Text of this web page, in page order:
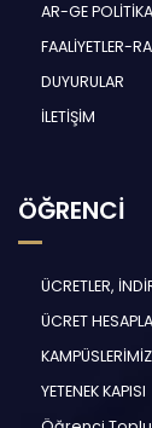
AR-GE
FAALİYETLER-
DUYURULAR
İLETİŞİM
ÖĞRENCİ
ÜCRETLER,
ÜCRET
KAMPÜSLERİMİZ
YETENEK KAPISI